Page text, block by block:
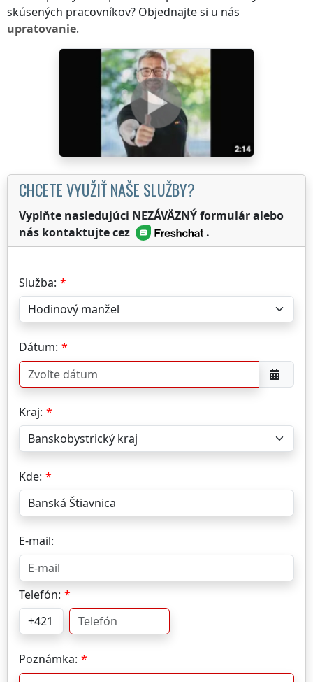
skúsených pracovníkov? Objednajte si u nás
upratovanie.
CHCETE VYUŽIŤ NAŠE SLUŽBY?
Vyplňte nasledujúci NEZÁVÄZNÝ formulár alebo
nás kontaktujte cez
.
Služba:
Dátum:
Kraj:
Kde:
E-mail:
Telefón:
Poznámka: